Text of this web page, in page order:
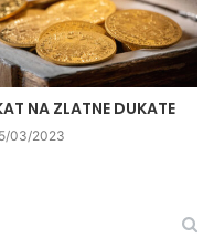
NA ZLATNE DUKATE
03/2023